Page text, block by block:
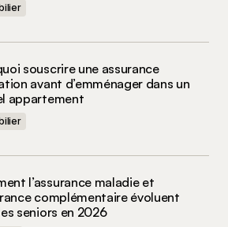
souscrire une assurance
avant d’emménager dans un
appartement
l’assurance maladie et
complémentaire évoluent
seniors en 2026